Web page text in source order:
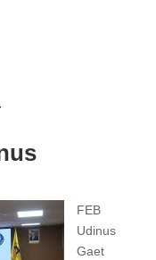
FEB
Udinus
Gaet